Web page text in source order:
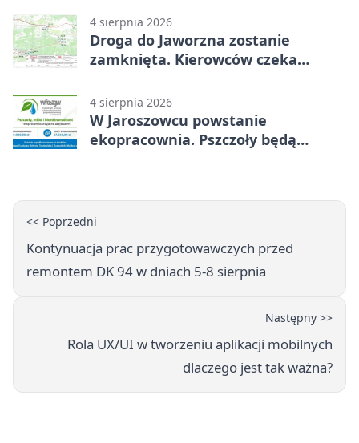
4 sierpnia 2026
Droga do Jaworzna zostanie
zamknięta. Kierowców czeka
4 sierpnia 2026
W Jaroszowcu powstanie
ekopracownia. Pszczoły będą
<< Poprzedni
Kontynuacja prac przygotowawczych przed
remontem DK 94 w dniach 5-8 sierpnia
Następny >>
Rola UX/UI w tworzeniu aplikacji mobilnych
dlaczego jest tak ważna?